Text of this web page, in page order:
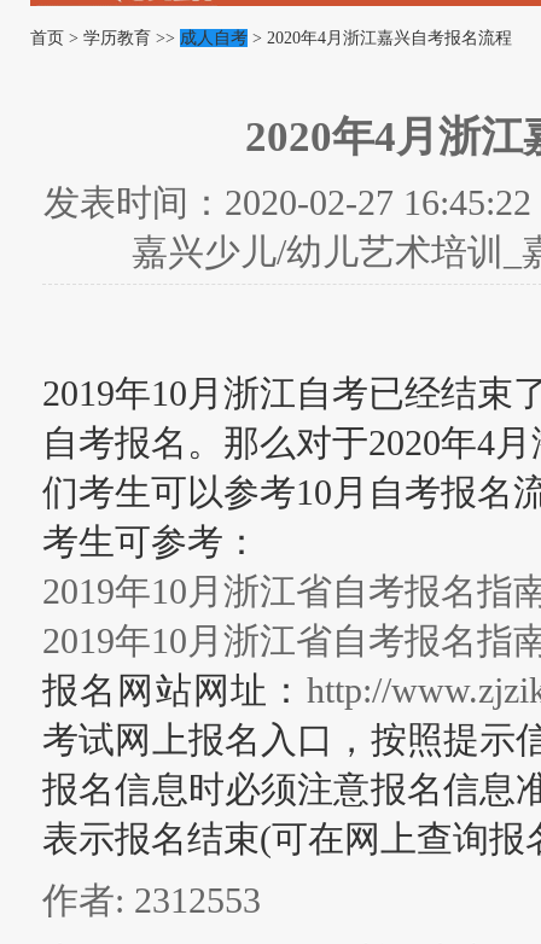
首页 > 学历教育 >> 成人自考 > 2020年4月浙江嘉兴自考报名流程
2020年4月浙
发表时间： 2020-02-27 16:45:22
嘉兴少儿/幼儿艺术培训_
2019年10月浙江自考已经结束
自考报名。那么对于2020年4
们考生可以参考10月自考报名
考生可参考：
2019年10月浙江省自考报名指
2019年10月浙江省自考报名指
报名网站网址： http://
考试网上报名入口，按照提示
报名信息时必须注意报名信息
表示报名结束(可在网上查询报
作者: 2312553